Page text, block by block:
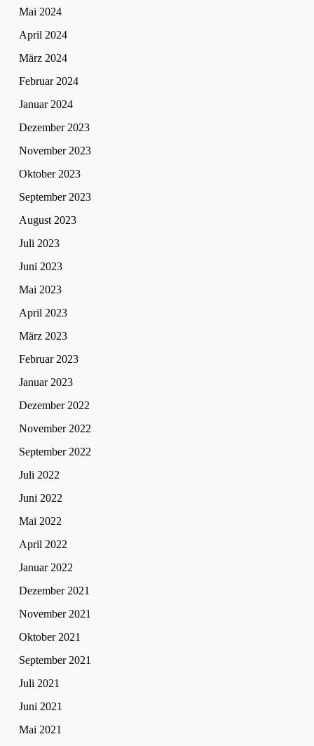
Mai 2024
April 2024
März 2024
Februar 2024
Januar 2024
Dezember 2023
November 2023
Oktober 2023
September 2023
August 2023
Juli 2023
Juni 2023
Mai 2023
April 2023
März 2023
Februar 2023
Januar 2023
Dezember 2022
November 2022
September 2022
Juli 2022
Juni 2022
Mai 2022
April 2022
Januar 2022
Dezember 2021
November 2021
Oktober 2021
September 2021
Juli 2021
Juni 2021
Mai 2021